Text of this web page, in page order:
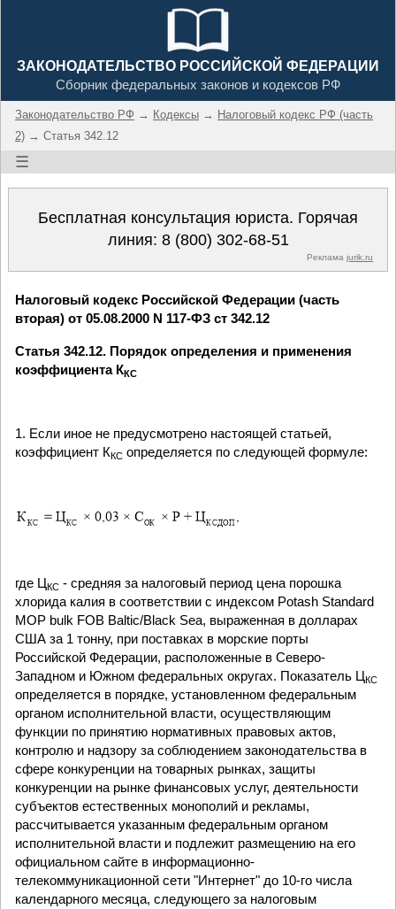
ЗАКОНОДАТЕЛЬСТВО РОССИЙСКОЙ ФЕДЕРАЦИИ
Сборник федеральных законов и кодексов РФ
Законодательство РФ → Кодексы → Налоговый кодекс РФ (часть
2) → Статья 342.12
☰
Бесплатная консультация юриста. Горячая
линия: 8 (800) 302-68-51
Реклама jurik.ru
Налоговый кодекс Российской Федерации (часть
вторая) от 05.08.2000 N 117-ФЗ ст 342.12
Статья 342.12. Порядок определения и применения
коэффициента ККС
1. Если иное не предусмотрено настоящей статьей,
коэффициент ККС определяется по следующей формуле:
где ЦКС - средняя за налоговый период цена порошка
хлорида калия в соответствии с индексом Potash Standard
MOP bulk FOB Baltic/Black Sea, выраженная в долларах
США за 1 тонну, при поставках в морские порты
Российской Федерации, расположенные в Северо-
Западном и Южном федеральных округах. Показатель ЦКС
определяется в порядке, установленном федеральным
органом исполнительной власти, осуществляющим
функции по принятию нормативных правовых актов,
контролю и надзору за соблюдением законодательства в
сфере конкуренции на товарных рынках, защиты
конкуренции на рынке финансовых услуг, деятельности
субъектов естественных монополий и рекламы,
рассчитывается указанным федеральным органом
исполнительной власти и подлежит размещению на его
официальном сайте в информационно-
телекоммуникационной сети "Интернет" до 10-го числа
календарного месяца, следующего за налоговым